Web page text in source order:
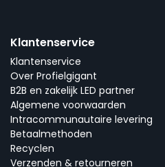
Klantenservice
Klantenservice
Over Profielgigant
B2B en zakelijk LED partner
Algemene voorwaarden
Intracommunautaire levering
Betaalmethoden
Recyclen
Verzenden & retourneren